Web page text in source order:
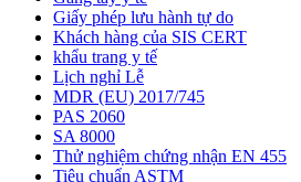
Giấy phép lưu hành tự do
Khách hàng của SIS CERT
khẩu trang y tế
Lịch nghỉ Lễ
MDR (EU) 2017/745
PAS 2060
SA 8000
Thử nghiệm chứng nhận EN 455
Tiêu chuẩn ASTM